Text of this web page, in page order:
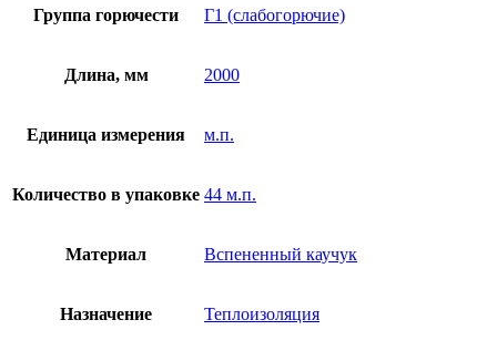
Группа горючести Г1 (слабогорючие)
Длина, мм 2000
Единица измерения м.п.
Количество в упаковке 44 м.п.
Материал Вспененный каучук
Назначение Теплоизоляция